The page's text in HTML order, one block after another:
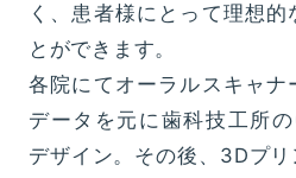
く、患者様にとって理想
とができます。
各院にてオーラルスキャ
データを元に歯科技工所
デザイン。その後、3Dプ